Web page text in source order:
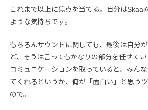
これまで以上に焦点を当てる。自分はSkaai
ような気持ちです。
もちろんサウンドに関しても、最後は自分
ど、そうは言ってもかなりの部分を任せて
コミュニケーションを取っていると、みん
てくれるというか、俺が「面白い」と思う
ので。